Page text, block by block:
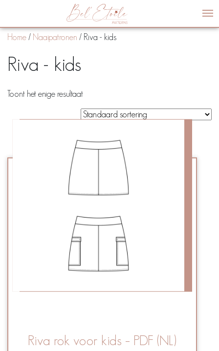
Home / Naaipatronen / Riva - kids
Riva - kids
Toont het enige resultaat
Riva rok voor kids – PDF (NL)